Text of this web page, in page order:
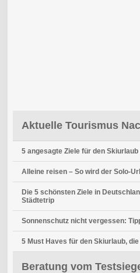
Aktuelle Tourismus
5 angesagte Ziele für den
Alleine reisen – So wird der Solo-
Die 5 schönsten Ziele in
Städtetrip
Sonnenschutz nicht vergessen:
5 Must Haves für den Skiurlaub,
Beratung vom